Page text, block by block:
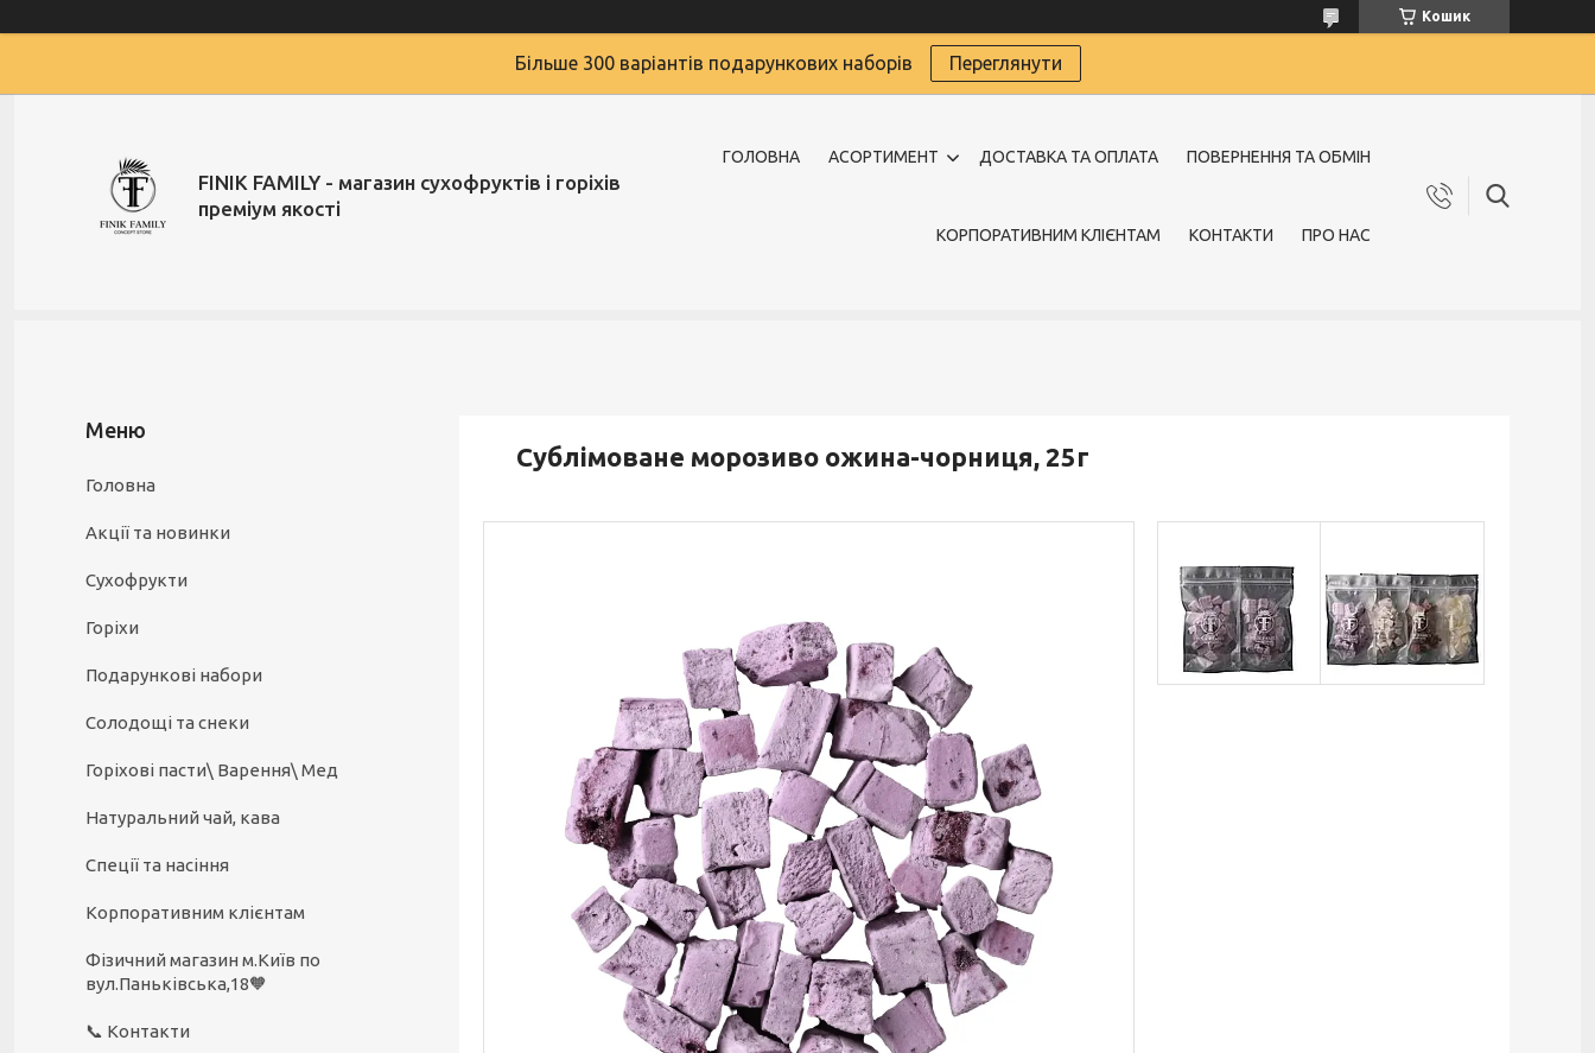
Кошик
Більше 300 варіантів подарункових наборів Переглянути
FINIK FAMILY - магазин сухофруктів і горіхів
преміум якості
ГОЛОВНА АСОРТИМЕНТ ДОСТАВКА ТА ОПЛАТА ПОВЕРНЕННЯ ТА ОБМІН
КОРПОРАТИВНИМ КЛІЄНТАМ КОНТАКТИ ПРО НАС
Сублімоване морозиво ожина-чорниця, 25г
Головна
Акції та новинки
Сухофрукти
Горіхи
Подарункові набори
Солодощі та снеки
Горіхові пасти\ Варення\ Мед
Натуральний чай, кава
Спеції та насіння
Корпоративним клієнтам
Фізичний магазин м.Київ по
вул.Паньківська,18🧡
📞 Контакти